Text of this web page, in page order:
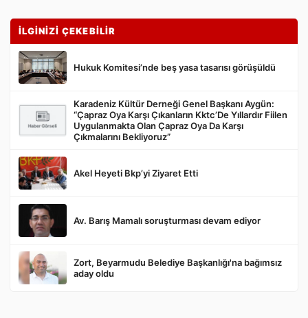
Gönder
İLGİNİZİ ÇEKEBİLİR
Hukuk Komitesi’nde beş yasa tasarısı görüşüldü
Karadeniz Kültür Derneği Genel Başkanı Aygün:
“Çapraz Oya Karşı Çıkanların Kktc’De Yıllardır Fiilen
Uygulanmakta Olan Çapraz Oya Da Karşı
Çıkmalarını Bekliyoruz”
Akel Heyeti Bkp’yi Ziyaret Etti
Av. Barış Mamalı soruşturması devam ediyor
Zort, Beyarmudu Belediye Başkanlığı'na bağımsız
aday oldu